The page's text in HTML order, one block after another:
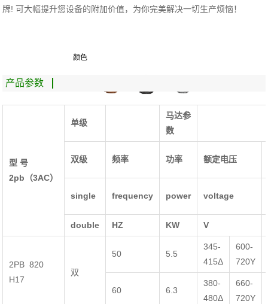
牌! 可大幅提升您设备的附加价值，为你完美解决一切生产烦恼！
颜色
产品参数
型 号
2pb（3AC）
单级
马达参
数
双级 频率 功率 额定电压
single frequency power voltage
double HZ KW V
2PB 820
H17
双
50 5.5
345-
415Δ
600-
720Y
60 6.3
380-
480Δ
660-
720Y